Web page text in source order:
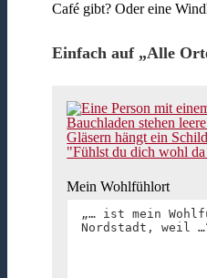
Café gibt? Oder eine
Einfach auf „Alle
Mein Wohlfühlort